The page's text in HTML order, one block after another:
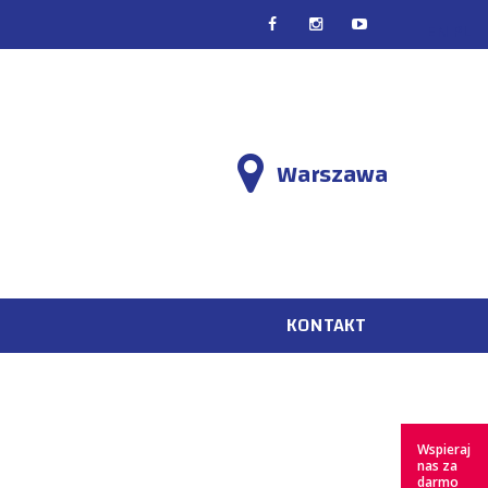
Warszawa
KONTAKT
Wspieraj
nas za
darmo